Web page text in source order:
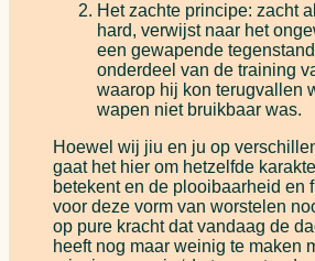
Het zachte principe: zacht
hard, verwijst naar het
een gewapende
onderdeel van de training
waarop hij kon terugvallen
wapen niet bruikbaar was.
Hoewel wij jiu en ju op
gaat het hier om hetzelfde
betekent en de plooibaarheid en
voor deze vorm van worstelen
op pure kracht dat vandaag de
heeft nog maar weinig te maken